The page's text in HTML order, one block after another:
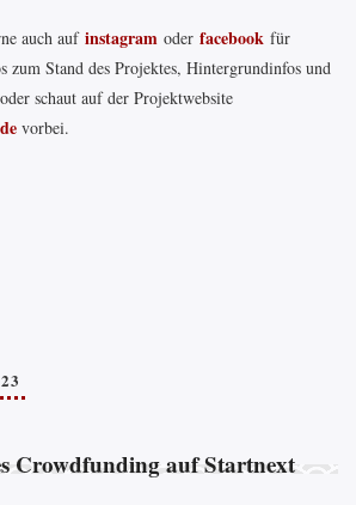
auch auf instagram oder facebook für
zum Stand des Projektes, Hintergrundinfos und
schaut auf der Projektwebsite
vorbei.
Crowdfunding auf Startnext